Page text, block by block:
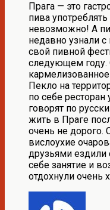
Прага — это
пива
невозможно! А
недавно узнали
свой пивной
следующем году.
Пекло на
по себе
говорят по
жить в Праге
очень не
вислоухие
друзьями ездили
себе занятие и
отдохнули очень